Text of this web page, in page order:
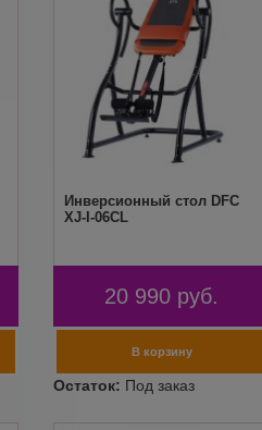
Инверсионный стол DFC
XJ-I-06CL
20 990 руб.